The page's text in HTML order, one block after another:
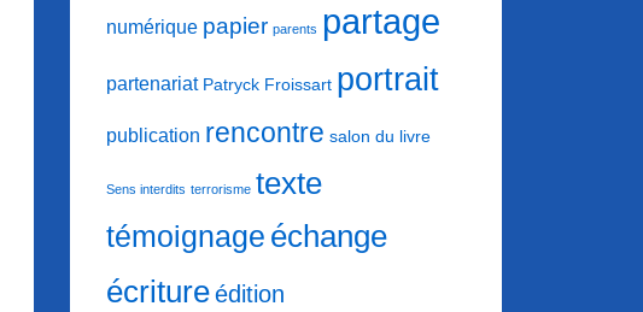
numérique papier parents partage
partenariat Patryck Froissart portrait
publication rencontre salon du livre
Sens interdits terrorisme texte
témoignage échange
écritureédition